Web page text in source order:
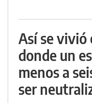
Así se
donde un
menos a
ser